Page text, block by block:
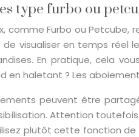
type furbo ou
Furbo ou
visualiser en temps réel
En pratique, cela
haletant ? Les
peuvent être
Attention
plutôt cette fonction